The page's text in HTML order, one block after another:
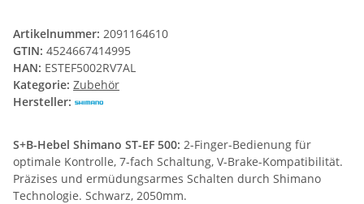
Artikelnummer: 2091164610
GTIN: 4524667414995
HAN: ESTEF5002RV7AL
Kategorie: Zubehör
Hersteller:
S+B-Hebel Shimano ST-EF 500: 2-Finger-Bedienung für
optimale Kontrolle, 7-fach Schaltung, V-Brake-Kompatibilität.
Präzises und ermüdungsarmes Schalten durch Shimano
Technologie. Schwarz, 2050mm.